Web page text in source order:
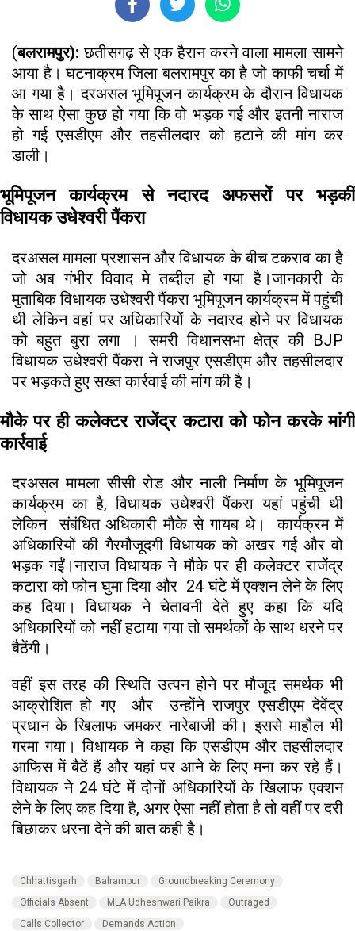
(बलरामपुर): छतीसगढ़ से एक हैरान करने वाला मामला सामने
आया है। घटनाक्रम जिला बलरामपुर का है जो काफी चर्चा में
आ गया है। दरअसल भूमिपूजन कार्यक्रम के दौरान विधायक
के साथ ऐसा कुछ हो गया कि वो भड़क गई और इतनी नाराज
हो गई एसडीएम और तहसीलदार को हटाने की मांग कर
डाली।
भूमिपूजन कार्यक्रम से नदारद अफसरों पर भड़कीं
विधायक उधेश्वरी पैंकरा
दरअसल मामला प्रशासन और विधायक के बीच टकराव का है
जो अब गंभीर विवाद मे तब्दील हो गया है।जानकारी के
मुताबिक विधायक उधेश्वरी पैंकरा भूमिपूजन कार्यक्रम में पहुंची
थी लेकिन वहां पर अधिकारियों के नदारद होने पर विधायक
को बहुत बुरा लगा । समरी विधानसभा क्षेत्र की BJP
विधायक उधेश्वरी पैंकरा ने राजपुर एसडीएम और तहसीलदार
पर भड़कते हुए सख्त कार्रवाई की मांग की है।
मौके पर ही कलेक्टर राजेंद्र कटारा को फोन करके मांगी
कार्रवाई
दरअसल मामला सीसी रोड और नाली निर्माण के भूमिपूजन
कार्यक्रम का है, विधायक उधेश्वरी पैंकरा यहां पहुंची थी
लेकिन संबंधित अधिकारी मौके से गायब थे। कार्यक्रम में
अधिकारियों की गैरमौजूदगी विधायक को अखर गई और वो
भड़क गईं।नाराज विधायक ने मौके पर ही कलेक्टर राजेंद्र
कटारा को फोन घुमा दिया और 24 घंटे में एक्शन लेने के लिए
कह दिया। विधायक ने चेतावनी देते हुए कहा कि यदि
अधिकारियों को नहीं हटाया गया तो समर्थकों के साथ धरने पर
बैठेंगी।
वहीं इस तरह की स्थिति उत्पन होने पर मौजूद समर्थक भी
आक्रोशित हो गए और उन्होंने राजपुर एसडीएम देवेंद्र
प्रधान के खिलाफ जमकर नारेबाजी की। इससे माहौल भी
गरमा गया। विधायक ने कहा कि एसडीएम और तहसीलदार
आफिस में बैठें हैं और यहां पर आने के लिए मना कर रहे हैं।
विधायक ने 24 घंटे में दोनों अधिकारियों के खिलाफ एक्शन
लेने के लिए कह दिया है, अगर ऐसा नहीं होता है तो वहीं पर दरी
बिछाकर धरना देने की बात कही है।
Chhattisgarh Balrampur
Groundbreaking Ceremony
Officials Absent
MLA Udheshwari Paikra
Outraged
Calls Collector
Demands Action